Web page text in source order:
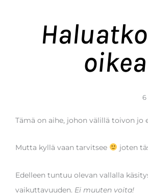
6
Tämä on aihe, johon välillä toivon jo
Mutta kyllä vaan tarvitsee joten
Edelleen tuntuu olevan vallalla
vaikuttavuuden. Ei muuten voita!